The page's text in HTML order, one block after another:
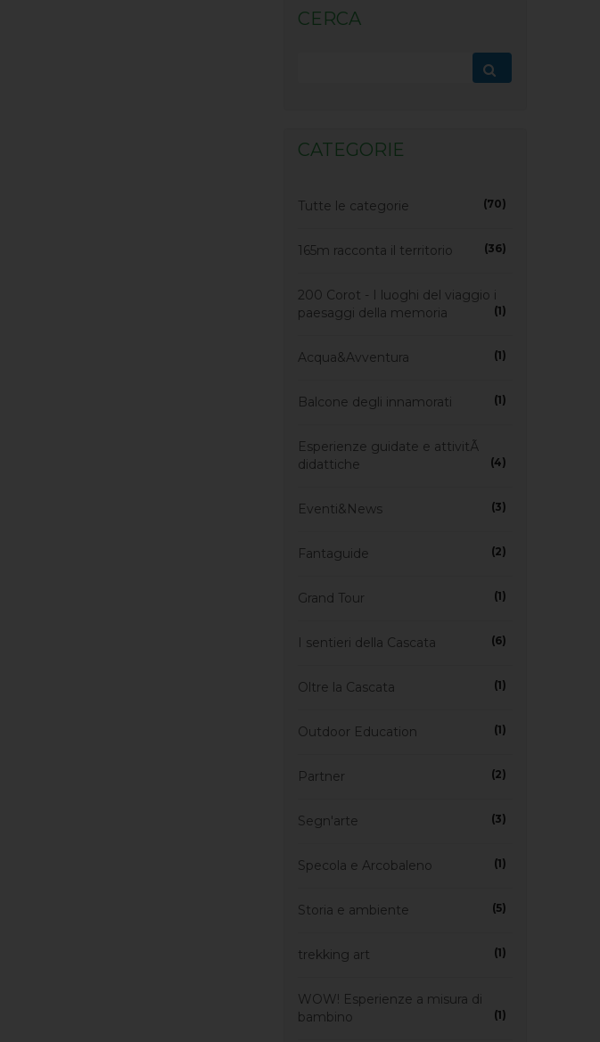
CERCA
CATEGORIE
Tutte le categorie (70)
165m racconta il territorio (36)
200 Corot - I luoghi del viaggio i
paesaggi della memoria
(1)
Acqua&Avventura (1)
Balcone degli innamorati (1)
Esperienze guidate e attivitÃ
didattiche
(4)
Eventi&News (3)
Fantaguide (2)
Grand Tour (1)
I sentieri della Cascata (6)
Oltre la Cascata (1)
Outdoor Education (1)
Partner (2)
Segn'arte (3)
Specola e Arcobaleno (1)
Storia e ambiente (5)
trekking art (1)
WOW! Esperienze a misura di
bambino
(1)